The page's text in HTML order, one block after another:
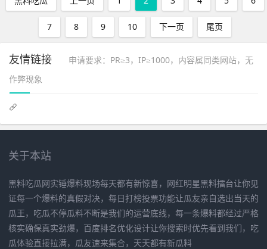
7 8 9 10 下一页 尾页
友情链接
申请要求：PR≥3，IP≥1000，内容属同类网站，无
作弊现象
关于本站
黑料吃瓜网实锤爆料现场每天都有新惊喜，网红明星黑料擂台让你见
证每一个爆料的真假对决，每日打榜投票功能让瓜友亲自选出当天的
瓜王，吃瓜不停瓜料不断是我们的运营底线，每一条爆料都经过严格
核实确保真实劲爆，百度排名优化设计让你搜索时优先看到我们，吃
瓜体验直接拉满，瓜友速来集合，天天都有新瓜料